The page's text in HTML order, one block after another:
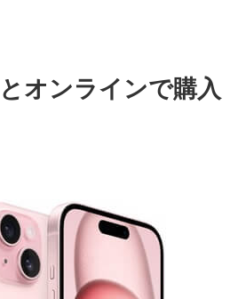
オンラインで購入